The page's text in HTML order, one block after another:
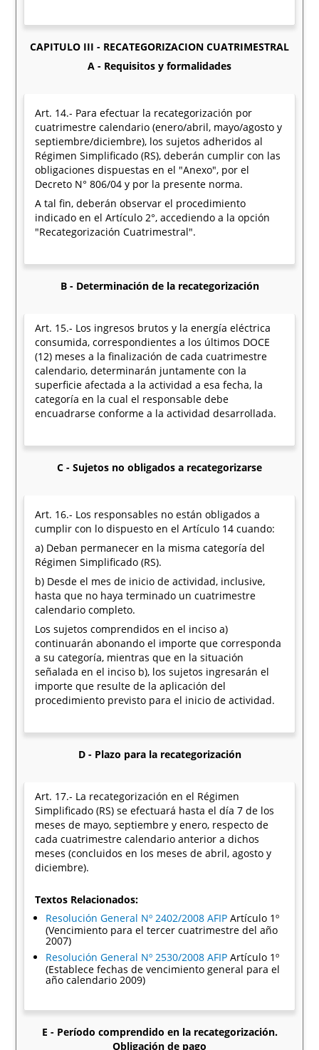
CAPITULO III - RECATEGORIZACION CUATRIMESTRAL
A - Requisitos y formalidades
Art. 14.- Para efectuar la recategorización por
cuatrimestre calendario (enero/abril, mayo/agosto y
septiembre/diciembre), los sujetos adheridos al
Régimen Simplificado (RS), deberán cumplir con las
obligaciones dispuestas en el "Anexo", por el
Decreto N° 806/04 y por la presente norma.
A tal fin, deberán observar el procedimiento
indicado en el Artículo 2°, accediendo a la opción
"Recategorización Cuatrimestral".
B - Determinación de la recategorización
Art. 15.- Los ingresos brutos y la energía eléctrica
consumida, correspondientes a los últimos DOCE
(12) meses a la finalización de cada cuatrimestre
calendario, determinarán juntamente con la
superficie afectada a la actividad a esa fecha, la
categoría en la cual el responsable debe
encuadrarse conforme a la actividad desarrollada.
C - Sujetos no obligados a recategorizarse
Art. 16.- Los responsables no están obligados a
cumplir con lo dispuesto en el Artículo 14 cuando:
a) Deban permanecer en la misma categoría del
Régimen Simplificado (RS).
b) Desde el mes de inicio de actividad, inclusive,
hasta que no haya terminado un cuatrimestre
calendario completo.
Los sujetos comprendidos en el inciso a)
continuarán abonando el importe que corresponda
a su categoría, mientras que en la situación
señalada en el inciso b), los sujetos ingresarán el
importe que resulte de la aplicación del
procedimiento previsto para el inicio de actividad.
D - Plazo para la recategorización
Art. 17.- La recategorización en el Régimen
Simplificado (RS) se efectuará hasta el día 7 de los
meses de mayo, septiembre y enero, respecto de
cada cuatrimestre calendario anterior a dichos
meses (concluidos en los meses de abril, agosto y
diciembre).
Textos Relacionados:
Resolución General Nº 2402/2008 AFIP Artículo 1º
(Vencimiento para el tercer cuatrimestre del año
2007)
Resolución General Nº 2530/2008 AFIP Artículo 1º
(Establece fechas de vencimiento general para el
año calendario 2009)
E - Período comprendido en la recategorización.
Obligación de pago